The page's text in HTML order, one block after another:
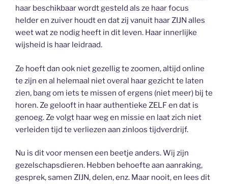
haar beschikbaar wordt gesteld als ze haar focus
helder en zuiver houdt en dat zij vanuit haar ZIJN alles
weet wat ze nodig heeft in dit leven. Haar innerlijke
wijsheid is haar leidraad.
Ze hoeft dan ook niet gezellig te zoomen, altijd online
te zijn en al helemaal niet overal haar gezicht te laten
zien, bang om iets te missen of ergens (niet meer) bij te
horen. Ze gelooft in haar authentieke ZELF en dat is
genoeg. Ze volgt haar weg en missie en laat zich niet
verleiden tijd te verliezen aan zinloos tijdverdrijf.
Nu is dit voor mensen een beetje anders. Wij zijn
gezelschapsdieren. Hebben behoefte aan aanraking,
gesprek, samen ZIJN, delen, enz. Maar nooit, en lees dit